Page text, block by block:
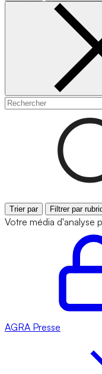
Trier par Filtrer par
Votre média d'analyse
AGRA Presse